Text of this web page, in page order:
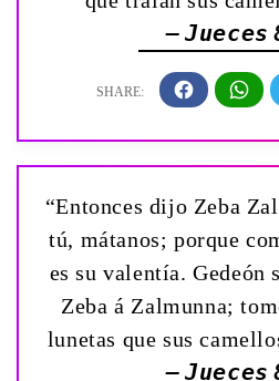
— Jueces
“Entonces dijo Zeba
tú, mátanos; porque
es su valentía. Gedeón
Zeba á Zalmunna;
lunetas que sus
— Jueces